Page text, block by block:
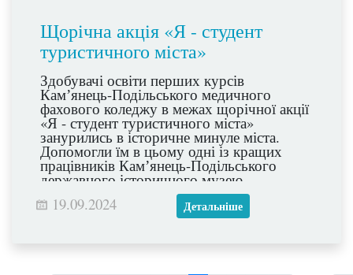
Щорічна акція «Я - студент
туристичного міста»
Здобувачі освіти перших курсів
Камʼянець-Подільського медичного
фахового коледжу в межах щорічної акції
«Я - студент туристичного міста»
занурились в історичне минуле міста.
Допомогли їм в цьому одні із кращих
працівників Камʼянець-Подільського
державного історичного музею-
заповідника Ірина Лехіцька та Галина
Созанська, за що висловлюємо їм щиру
19.09.2024 Детальніше